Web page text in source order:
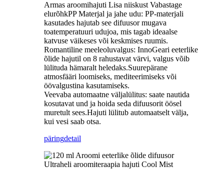
Armas aroomihajuti Lisa niiskust Vabastage
elurõhkPP Materjal ja jahe udu: PP-materjali
kasutades hajutab see difuusor mugava
toatemperatuuri udujoa, mis tagab ideaalse
katvuse väikeses või keskmises ruumis.
Romantiline meeleoluvalgus: InnoGeari eeterlike
õlide hajutil on 8 rahustavat värvi, valgus võib
lülituda hämaralt heledaks.Suurepärane
atmosfääri loomiseks, mediteerimiseks või
öövalgustina kasutamiseks.
Veevaba automaatne väljalülitus: saate nautida
kosutavat und ja hoida seda difuusorit öösel
muretult sees.Hajuti lülitub automaatselt välja,
kui vesi saab otsa.
päringdetail